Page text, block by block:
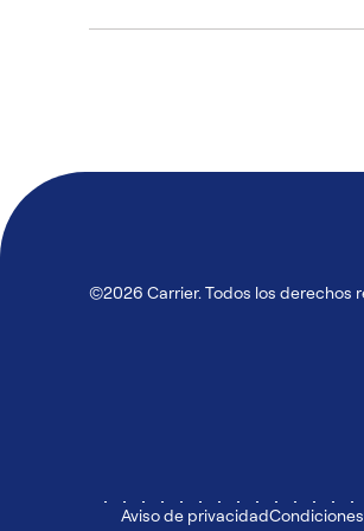
©2026 Carrier. Todos los derechos
Aviso de privacidad